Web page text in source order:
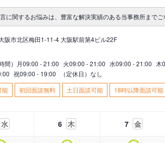
に関するお悩みは、豊富な解決実績のある当事務所までご
阪市北区梅田1-11-4 大阪駅前第4ビル22F
間） 月09:00 - 21:00 火09:00 - 21:00 水09:00 - 21:00 木
祝09:00 - 19:00
（定休日）なし
能
初回面談無料 土日面談可能 18時以降面談可能
水 6 木 7 金